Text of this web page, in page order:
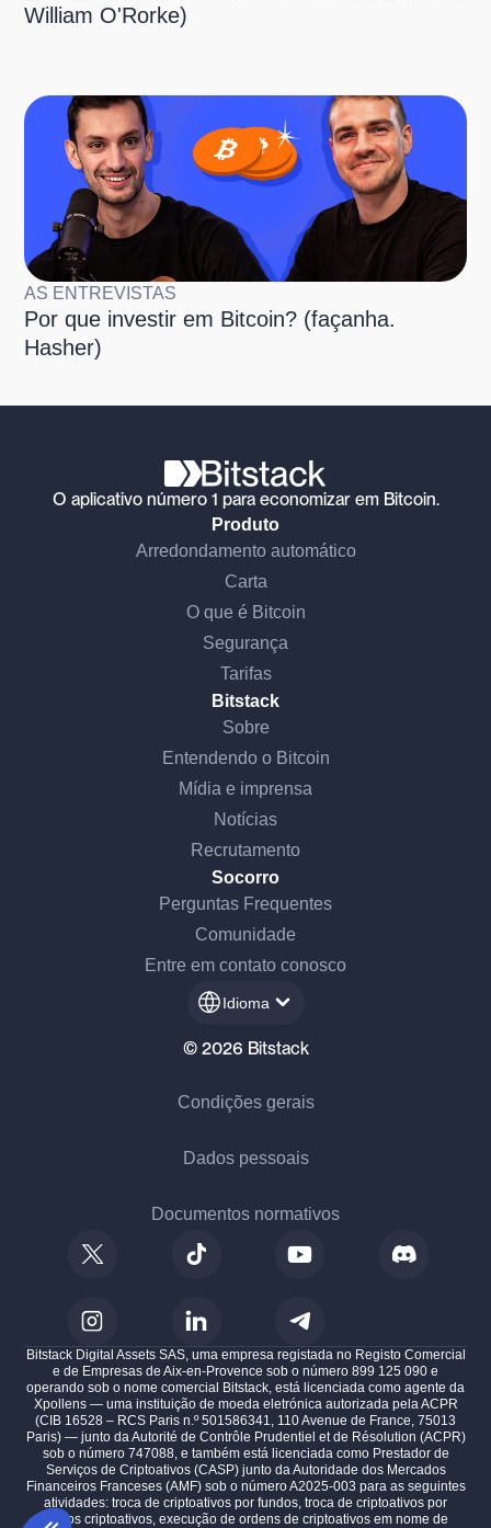
William O'Rorke)
AS ENTREVISTAS
Por que investir em Bitcoin? (façanha.
Hasher)
O aplicativo número 1 para economizar em Bitcoin.
Produto
Arredondamento automático
Carta
O que é Bitcoin
Segurança
Tarifas
Bitstack
Sobre
Entendendo o Bitcoin
Mídia e imprensa
Notícias
Recrutamento
Socorro
Perguntas Frequentes
Comunidade
Entre em contato conosco
Idioma
© 2026 Bitstack
Condições gerais
Dados pessoais
Documentos normativos
Bitstack Digital Assets SAS, uma empresa registada no Registo Comercial
e de Empresas de Aix-en-Provence sob o número 899 125 090 e
operando sob o nome comercial Bitstack, está licenciada como agente da
Xpollens — uma instituição de moeda eletrónica autorizada pela ACPR
(CIB 16528 – RCS Paris n.º 501586341, 110 Avenue de France, 75013
Paris) — junto da Autorité de Contrôle Prudentiel et de Résolution (ACPR)
sob o número 747088, e também está licenciada como Prestador de
Serviços de Criptoativos (CASP) junto da Autoridade dos Mercados
Financeiros Franceses (AMF) sob o número A2025-003 para as seguintes
atividades: troca de criptoativos por fundos, troca de criptoativos por
outros criptoativos, execução de ordens de criptoativos em nome de